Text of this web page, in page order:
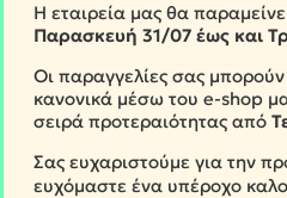
Η εταιρεία μας θα
Παρασκευή 31/07 έως και
Οι παραγγελίες σας
κανονικά μέσω του e-shop
σειρά προτεραιότητας από
Σας ευχαριστούμε για την
ευχόμαστε ένα υπέροχο